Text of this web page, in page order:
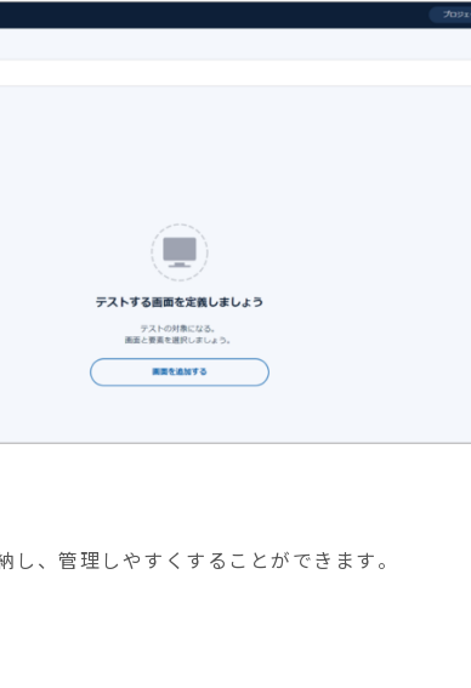
、管理しやすくすることができます。